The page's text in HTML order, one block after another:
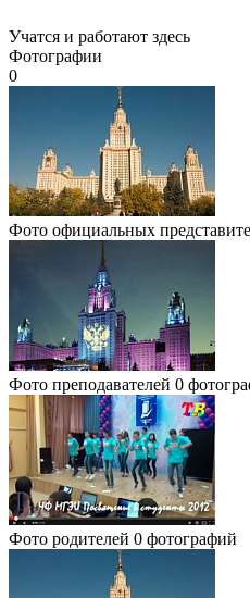
Учатся и работают здесь
Фотографии
0
Фото официальных
Фото преподавателей 0
Фото родителей 0 фотографий